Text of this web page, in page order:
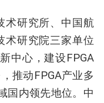
术研究所、中国航
术研究院三家单位
中心，建设FPGA
推动FPGA产业多
国内领先地位。中